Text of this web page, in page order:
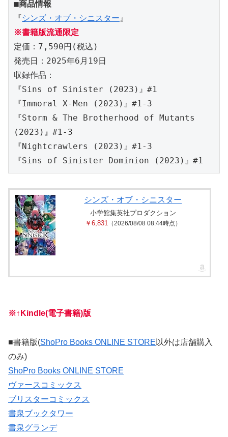
■商品情報
『シンズ・オブ・シニスター』
※書籍版流通限定
定価：7,590円(税込)
発売日：2025年6月19日
収録作品：
『Sins of Sinister (2023)』#1
『Immoral X-Men (2023)』#1-3
『Storm & The Brotherhood of Mutants
(2023)』#1-3
『Nightcrawlers (2023)』#1-3
『Sins of Sinister Dominion (2023)』#1
シンズ・オブ・シニスター
小学館集英社プロダクション
￥6,831
（2026/08/08 08:44時点）
※↑Kindle(電子書籍)版
■書籍版(ShoPro Books ONLINE STORE 以外は店舗購入
のみ)
ShoPro Books ONLINE STORE
ヴァースコミックス
ブリスターコミックス
書泉ブックタワー
書泉グランデ